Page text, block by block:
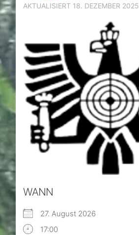
AKTUALISIERT 18. DEZEMBER 2025
WANN
27. August 2026
17:00